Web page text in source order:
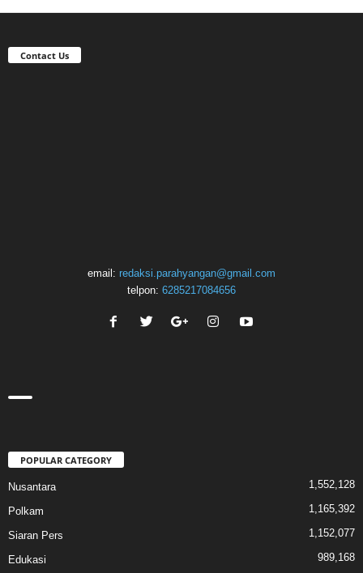
Contact Us
email: redaksi.parahyangan@gmail.com
telpon: 6285217084656
POPULAR CATEGORY
Nusantara 1,552,128
Polkam 1,165,392
Siaran Pers 1,152,077
Edukasi 989,168